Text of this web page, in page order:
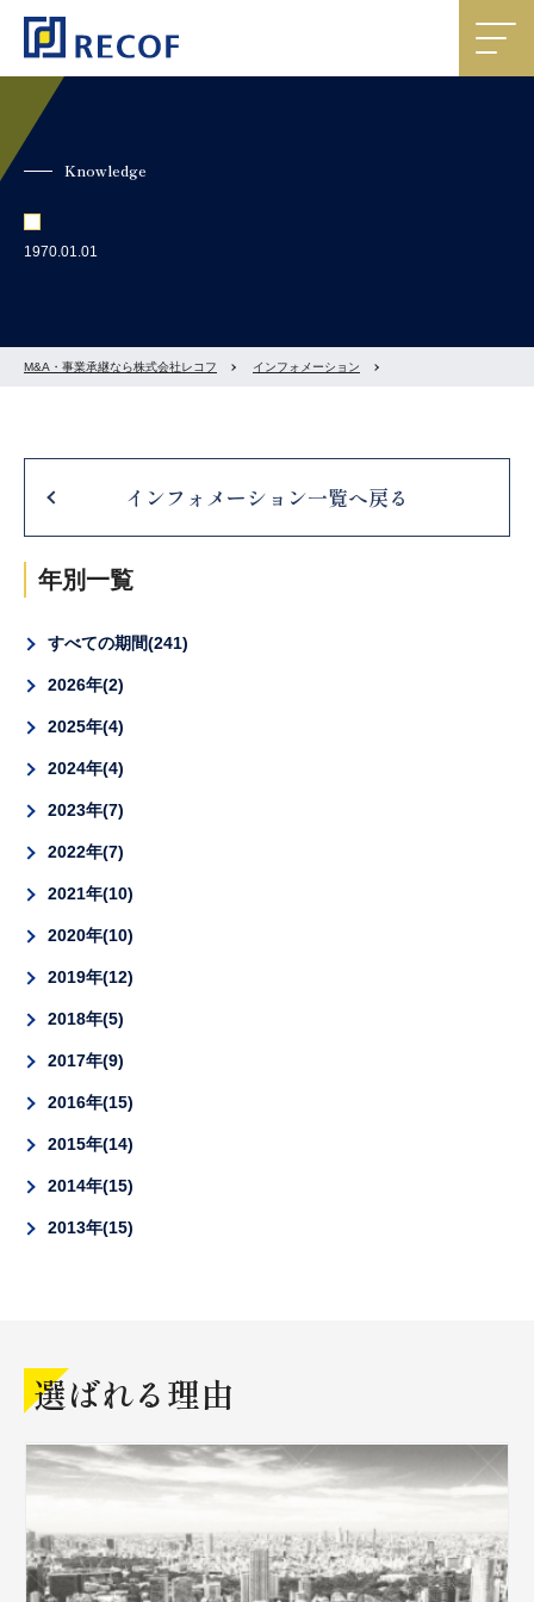
Knowledge
1970.01.01
M&A・事業承継なら株式会社レコフ インフォメーション
インフォメーション一覧へ戻る
年別一覧
すべての期間 241
2026年 2
2025年 4
2024年 4
2023年 7
2022年 7
2021年 10
2020年 10
2019年 12
2018年 5
2017年 9
2016年 15
2015年 14
2014年 15
2013年 15
選ばれる理由